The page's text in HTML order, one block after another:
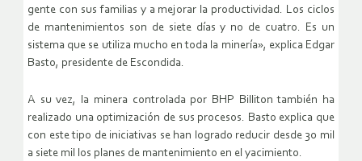
gente con sus familias y a mejorar la productividad. Los ciclos
de mantenimientos son de siete días y no de cuatro. Es un
sistema que se utiliza mucho en toda la minería», explica Edgar
Basto, presidente de Escondida.
A su vez, la minera controlada por BHP Billiton también ha
realizado una optimización de sus procesos. Basto explica que
con este tipo de iniciativas se han logrado reducir desde 30 mil
a siete mil los planes de mantenimiento en el yacimiento.